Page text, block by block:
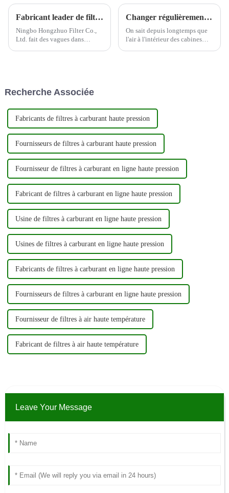
Fabricant leader de filtres automobiles--Ningbo Hongzhuo
Ningbo Hongzhuo Filter Co.,
Ltd. fait des vagues dans
sur l'innovation et la qualité,...
Changer régulièrement les filtres à air de la cabine peut aider à protéger la santé du conducteur
On sait depuis longtemps que
l'air à l'intérieur des cabines
cabine...
Recherche Associée
Fabricants de filtres à carburant haute pression
Fournisseurs de filtres à carburant haute pression
Fournisseur de filtres à carburant en ligne haute pression
Fabricant de filtres à carburant en ligne haute pression
Usine de filtres à carburant en ligne haute pression
Usines de filtres à carburant en ligne haute pression
Fabricants de filtres à carburant en ligne haute pression
Fournisseurs de filtres à carburant en ligne haute pression
Fournisseur de filtres à air haute température
Fabricant de filtres à air haute température
Leave Your Message